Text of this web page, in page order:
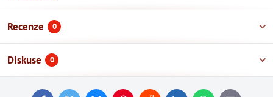
Recenze 0
Diskuse 0